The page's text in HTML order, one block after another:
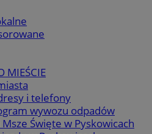
MIEŚCIE
i telefony
wywozu odpadów
Msze Święte w Pyskowicach